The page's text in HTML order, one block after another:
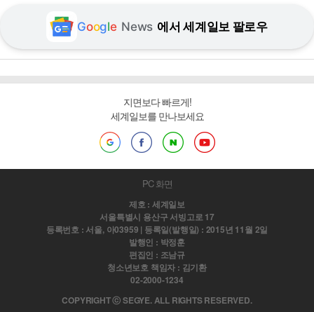
Google News 에서 세계일보 팔로우
지면보다 빠르게!
세계일보를 만나보세요
PC 화면
제호 : 세계일보
서울특별시 용산구 서빙고로 17
등록번호 : 서울, 아03959 | 등록일(발행일) : 2015년 11월 2일
발행인 : 박정훈
편집인 : 조남규
청소년보호 책임자 : 김기환
02-2000-1234
COPYRIGHT ⓒ SEGYE. ALL RIGHTS RESERVED.